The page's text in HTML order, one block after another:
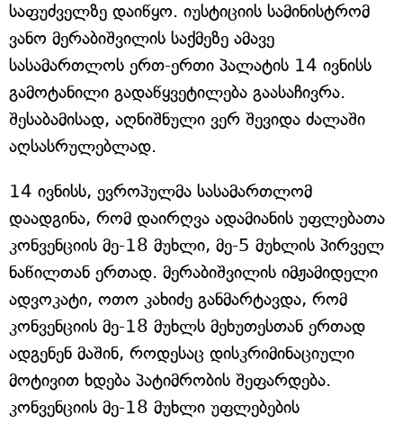
საფუძველზე დაიწყო. იუსტიციის სამინისტრომ
ვანო მერაბიშვილის საქმეზე ამავე
სასამართლოს ერთ-ერთი პალატის 14 ივნისს
გამოტანილი გადაწყვეტილება გაასაჩივრა.
შესაბამისად, აღნიშნული ვერ შევიდა ძალაში
აღსასრულებლად.
14 ივნისს, ევროპულმა სასამართლომ
დაადგინა, რომ დაირღვა ადამიანის უფლებათა
კონვენციის მე-18 მუხლი, მე-5 მუხლის პირველ
ნაწილთან ერთად. მერაბიშვილის იმჟამიდელი
ადვოკატი, ოთო კახიძე განმარტავდა, რომ
კონვენციის მე-18 მუხლს მეხუთესთან ერთად
ადგენენ მაშინ, როდესაც დისკრიმინაციული
მოტივით ხდება პატიმრობის შეფარდება.
კონვენციის მე-18 მუხლი უფლებების